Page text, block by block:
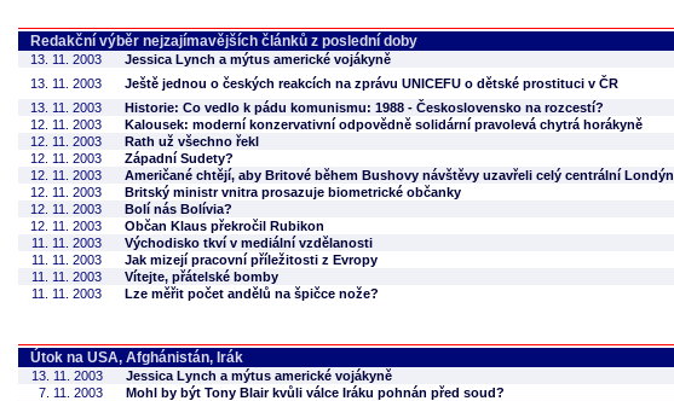
Redakční výběr nejzajímavějších článků z poslední doby
13. 11. 2003
Jessica Lynch a mýtus americké vojákyně
13. 11. 2003
Ještě jednou o českých reakcích na zprávu UNICEFU o dětské prostituci v ČR
13. 11. 2003
Historie: Co vedlo k pádu komunismu: 1988 - Československo na rozcestí?
12. 11. 2003
Kalousek: moderní konzervativní odpovědně solidární pravolevá chytrá horákyně
12. 11. 2003
Rath už všechno řekl
12. 11. 2003
Západní Sudety?
12. 11. 2003
Američané chtějí, aby Britové během Bushovy návštěvy uzavřeli celý centrální Londýn
12. 11. 2003
Britský ministr vnitra prosazuje biometrické občanky
12. 11. 2003
Bolí nás Bolívia?
12. 11. 2003
Občan Klaus překročil Rubikon
11. 11. 2003
Východisko tkví v mediální vzdělanosti
11. 11. 2003
Jak mizejí pracovní příležitosti z Evropy
11. 11. 2003
Vítejte, přátelské bomby
11. 11. 2003
Lze měřit počet andělů na špičce nože?
Útok na USA, Afghánistán, Irák
13. 11. 2003
Jessica Lynch a mýtus americké vojákyně
7. 11. 2003
Mohl by být Tony Blair kvůli válce Iráku pohnán před soud?